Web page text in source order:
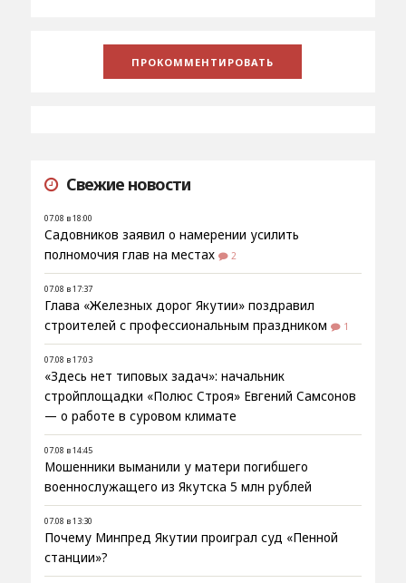
Свежие новости
07.08 в 18:00
Садовников заявил о намерении усилить
полномочия глав на местах
2
07.08 в 17:37
Глава «Железных дорог Якутии» поздравил
строителей с профессиональным праздником
1
07.08 в 17:03
«Здесь нет типовых задач»: начальник
стройплощадки «Полюс Строя» Евгений Самсонов
— о работе в суровом климате
07.08 в 14:45
Мошенники выманили у матери погибшего
военнослужащего из Якутска 5 млн рублей
07.08 в 13:30
Почему Минпред Якутии проиграл суд «Пенной
станции»?